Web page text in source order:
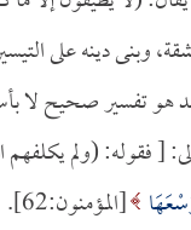
وبنى دينه على
هو تفسير صحيح لا
[ فقوله: (ولم يكلفهم
[المؤمنون:62].